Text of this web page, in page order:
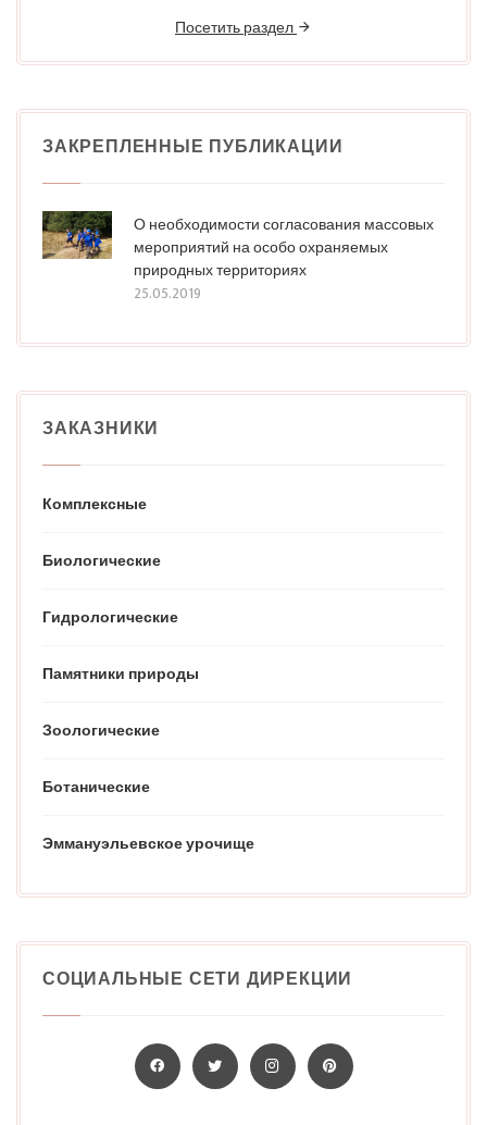
Посетить раздел
ЗАКРЕПЛЕННЫЕ ПУБЛИКАЦИИ
О необходимости согласования массовых
мероприятий на особо охраняемых
природных территориях
25.05.2019
ЗАКАЗНИКИ
Комплексные
Биологические
Гидрологические
Памятники природы
Зоологические
Ботанические
Эммануэльевское урочище
СОЦИАЛЬНЫЕ СЕТИ ДИРЕКЦИИ